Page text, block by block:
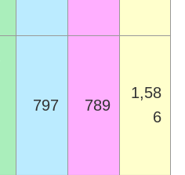
797 789
1,58
6